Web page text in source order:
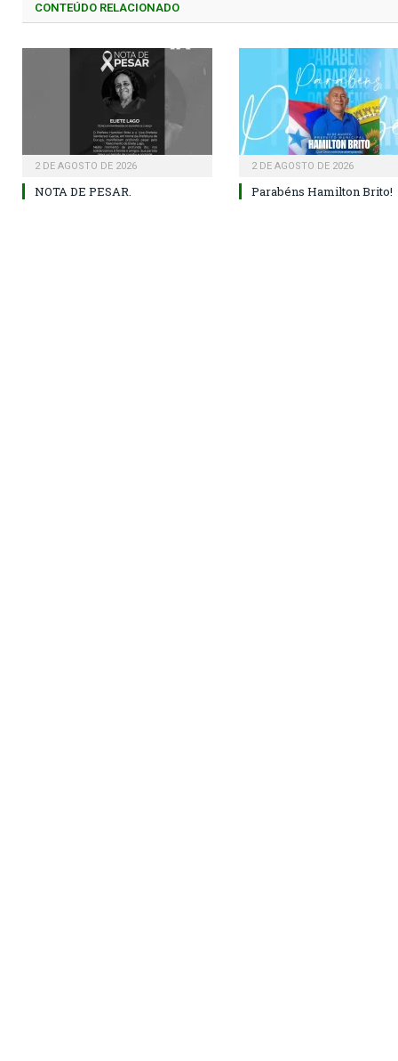
CONTEÚDO RELACIONADO
2 DE AGOSTO DE 2026
NOTA DE PESAR.
2 DE AGOSTO DE 2026
Parabéns Hamilton Brito!